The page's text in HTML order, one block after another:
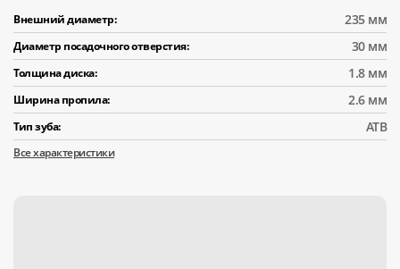
Внешний диаметр: 235 мм
Диаметр посадочного отверстия: 30 мм
Толщина диска: 1.8 мм
Ширина пропила: 2.6 мм
Тип зуба: АТВ
Все характеристики